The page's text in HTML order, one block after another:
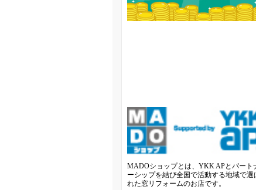
MADOショップとは、YKK APとパート
ーシップを結び全国で活動する地域で選
れた窓リフォームのお店です。